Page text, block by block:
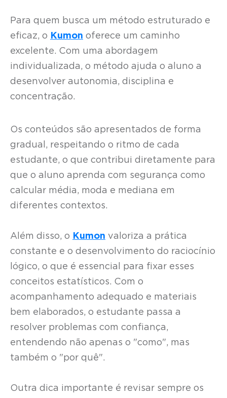
Para quem busca um método estruturado e
eficaz, o Kumon oferece um caminho
excelente. Com uma abordagem
individualizada, o método ajuda o aluno a
desenvolver autonomia, disciplina e
concentração.
Os conteúdos são apresentados de forma
gradual, respeitando o ritmo de cada
estudante, o que contribui diretamente para
que o aluno aprenda com segurança como
calcular média, moda e mediana em
diferentes contextos.
Além disso, o Kumon valoriza a prática
constante e o desenvolvimento do raciocínio
lógico, o que é essencial para fixar esses
conceitos estatísticos. Com o
acompanhamento adequado e materiais
bem elaborados, o estudante passa a
resolver problemas com confiança,
entendendo não apenas o "como", mas
também o "por quê".
Outra dica importante é revisar sempre os